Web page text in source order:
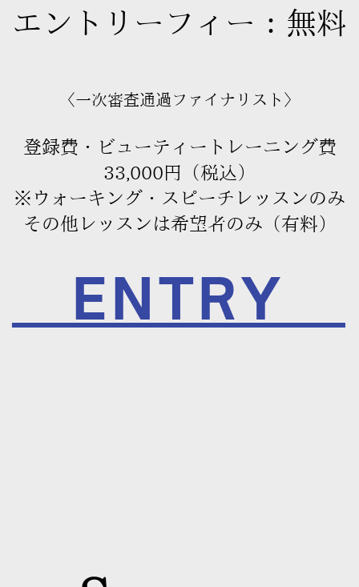
エントリーフィー：無料
〈 一次審査通過ファイナリスト〉
登録費・ビューティートレーニング費
33,000円（税込）
※ウォーキング・スピーチレッスンのみ
その他レッスンは希望者のみ（有料）
ENTRY